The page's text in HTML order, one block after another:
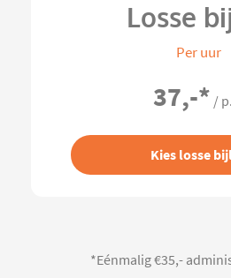
Losse
Per uur
37,-* /
Kies losse
*Eénmalig €35,-